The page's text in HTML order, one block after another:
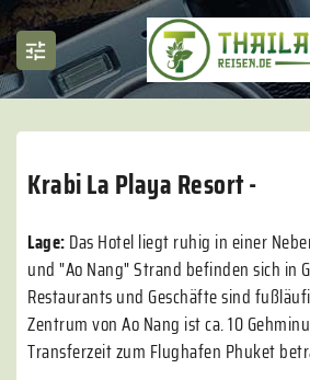
Krabi La Playa Resort -
Lage:Das Hotel liegt ruhig in einer
und "Ao Nang" Strand befinden sich in
Restaurants und Geschäfte sind
Zentrum von Ao Nang ist ca. 10
Transferzeit zum Flughafen Phuket